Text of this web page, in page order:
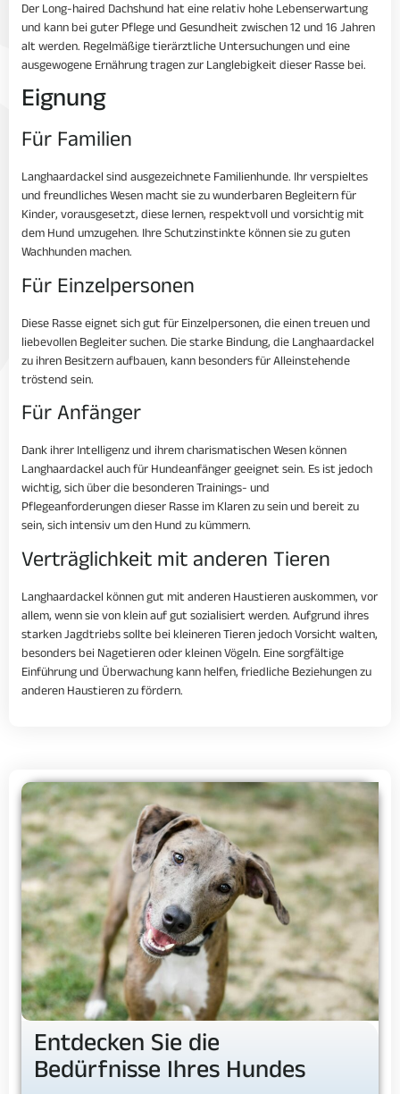
Der Long-haired Dachshund hat eine relativ hohe Lebenserwartung
und kann bei guter Pflege und Gesundheit zwischen 12 und 16 Jahren
alt werden. Regelmäßige tierärztliche Untersuchungen und eine
ausgewogene Ernährung tragen zur Langlebigkeit dieser Rasse bei.
Eignung
Für Familien
Langhaardackel sind ausgezeichnete Familienhunde. Ihr verspieltes
und freundliches Wesen macht sie zu wunderbaren Begleitern für
Kinder, vorausgesetzt, diese lernen, respektvoll und vorsichtig mit
dem Hund umzugehen. Ihre Schutzinstinkte können sie zu guten
Wachhunden machen.
Für Einzelpersonen
Diese Rasse eignet sich gut für Einzelpersonen, die einen treuen und
liebevollen Begleiter suchen. Die starke Bindung, die Langhaardackel
zu ihren Besitzern aufbauen, kann besonders für Alleinstehende
tröstend sein.
Für Anfänger
Dank ihrer Intelligenz und ihrem charismatischen Wesen können
Langhaardackel auch für Hundeanfänger geeignet sein. Es ist jedoch
wichtig, sich über die besonderen Trainings- und
Pflegeanforderungen dieser Rasse im Klaren zu sein und bereit zu
sein, sich intensiv um den Hund zu kümmern.
Verträglichkeit mit anderen Tieren
Langhaardackel können gut mit anderen Haustieren auskommen, vor
allem, wenn sie von klein auf gut sozialisiert werden. Aufgrund ihres
starken Jagdtriebs sollte bei kleineren Tieren jedoch Vorsicht walten,
besonders bei Nagetieren oder kleinen Vögeln. Eine sorgfältige
Einführung und Überwachung kann helfen, friedliche Beziehungen zu
anderen Haustieren zu fördern.
Entdecken Sie die
Bedürfnisse Ihres Hundes